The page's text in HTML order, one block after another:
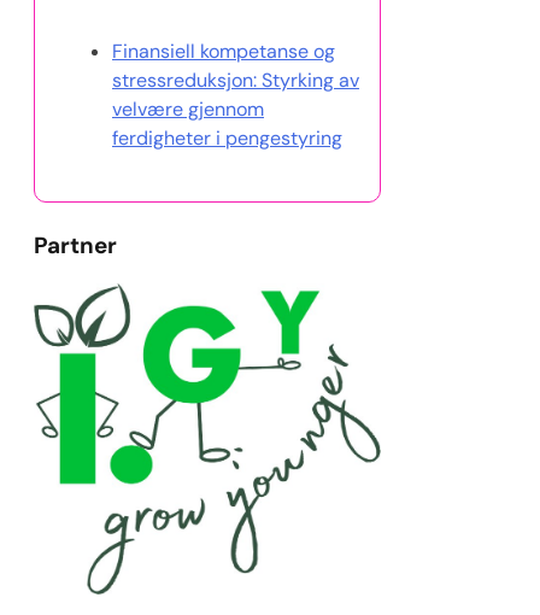
Finansiell kompetanse og
stressreduksjon: Styrking av
velvære gjennom
ferdigheter i pengestyring
Partner